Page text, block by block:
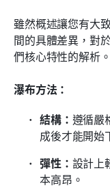
雖然概述讓您有大
間的具體差異，對
們核心特性的解析。
瀑布方法：
結構： 遵循嚴
成後才能開始
彈性： 設計上
本高昂。